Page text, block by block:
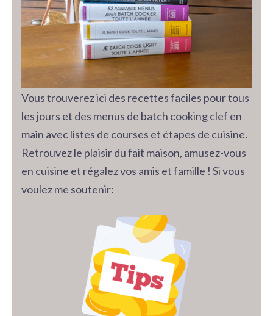
Vous trouverez ici des recettes faciles pour tous
les jours et des menus de batch cooking clef en
main avec listes de courses et étapes de cuisine.
Retrouvez le plaisir du fait maison, amusez-vous
en cuisine et régalez vos amis et famille ! Si vous
voulez me soutenir: